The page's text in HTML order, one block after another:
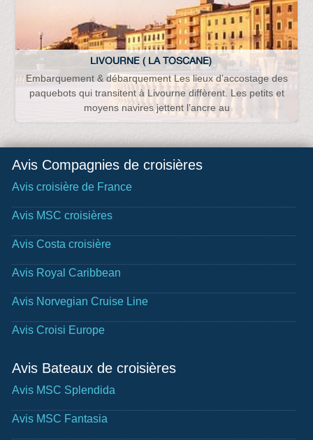
LIVOURNE ( LA TOSCANE)
Embarquement & débarquement Les lieux d’accostage des
paquebots qui transitent à Livourne diffèrent. Les petits et
moyens navires jettent l’ancre au
Avis Compagnies de croisières
Avis croisière de France
Avis MSC croisières
Avis Costa croisière
Avis Royal Caribbean
Avis Norvegian Cruise Line
Avis Croisi Europe
Avis Bateaux de croisières
Avis MSC Splendida
Avis MSC Fantasia